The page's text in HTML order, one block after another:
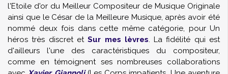
l'Etoile d'or du Meilleur Compositeur de Musique Originale
ainsi que le César de la Meilleure Musique, après avoir été
nommé deux fois dans cette même catégorie, pour Un
héros très discret etSur mes lèvres. La fidélité qui est
d'ailleurs l'une des caractéristiques du compositeur,
comme en témoignent ses nombreuses collaborations